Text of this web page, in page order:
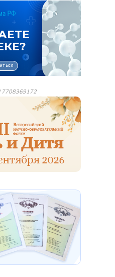
7708369172